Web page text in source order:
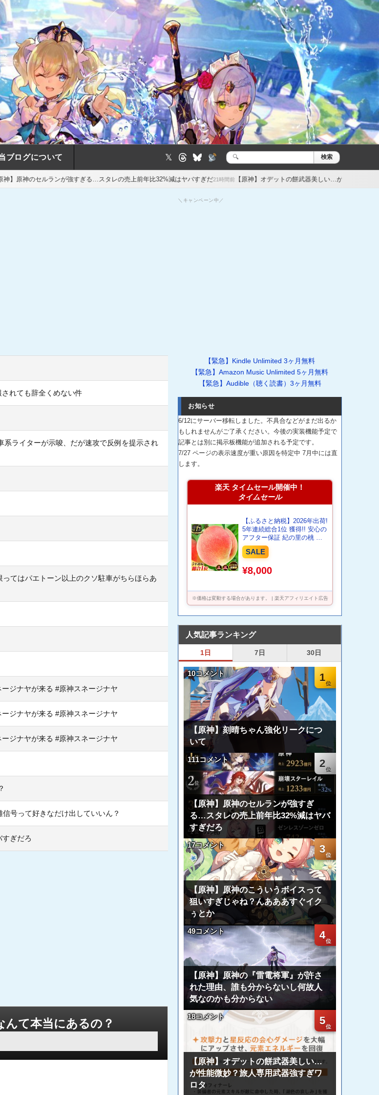
ブログについて 𝕏
検
検索
ンが強すぎる…スタレの売上前年比32%減はヤバすぎだ21時間前【原神】オデットの餅武器美しい…が性能微妙？旅人専用武器強す
れても辞全くめない件
系ライターが示唆、だが速攻で反例を提示され
てはパエトーン以上のクソ駐車がちらほらあ
ジナヤが来る #原神スネージナヤ
ジナヤが来る #原神スネージナヤ
ジナヤが来る #原神スネージナヤ
号って好きなだけ出していいん？
ぎだろ
んて本当にあるの？
＼キャンペーン中／
【緊急】Kindle Unlimited 3ヶ月無料
【緊急】Amazon Music Unlimited 5ヶ月無料
【緊急】Audible（聴く読書）3ヶ月無料
お知らせ
6/12にサーバー移転しました。不具合などがまだ出るか
もしれませんがご了承ください。今後の実装機能予定で
記事とは別に掲示板機能が追加される予定です。
7/27 ページの表示速度が重い原因を特定中 7月中には直
します。
楽天 タイムセール開催中！
タイムセール
【ふるさと納税】2026年出荷!
5年連続総合1位 獲得!! 安心の
アフター保証 紀の里の桃 お
試し約1kg(3～5玉)約2kg(6〜8
玉)《2026年 or 2027年6月中
旬-8月中旬頃出荷》桃 もも 果
物 白鳳 日川白鳳 清水白桃 川
SALE
¥8,000
※価格は変動する場合があります。 | 楽天アフィリエイト広告
人気記事ランキング
1日 7日 30日
1
10コメント
【原神】刻晴ちゃん強化リークにつ
いて
2
111コメント
【原神】原神のセルランが強すぎ
る…スタレの売上前年比32%減はヤバ
すぎだろ
3
17コメント
【原神】原神のこういうボイスって
狙いすぎじゃね？んあああすぐイク
ぅとか
4
49コメント
【原神】原神の『雷電将軍』が許さ
れた理由、誰も分からないし何故人
気なのかも分からない
5
18コメント
【原神】オデットの餅武器美しい…
が性能微妙？旅人専用武器強すぎワ
ロタ